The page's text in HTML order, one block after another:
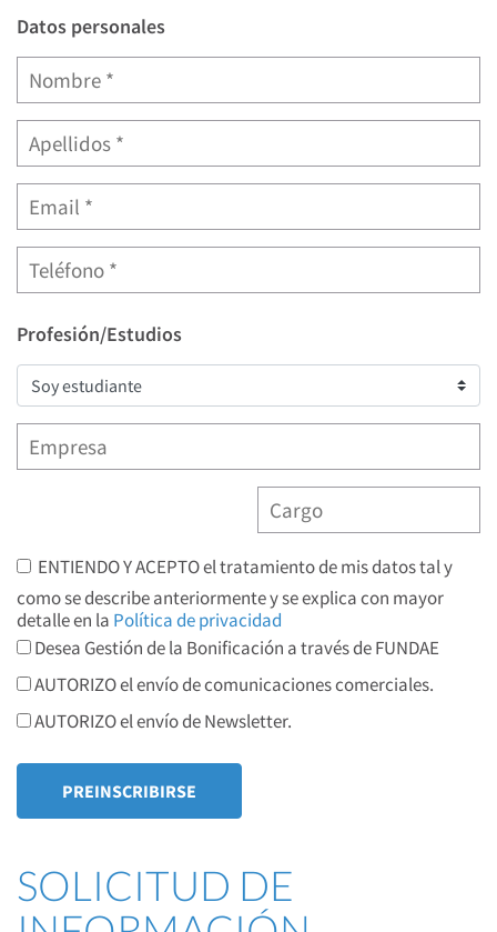
Datos personales
Profesión/Estudios
ENTIENDO Y ACEPTO el tratamiento de mis datos tal y
como se describe anteriormente y se explica con mayor
detalle en la Política de privacidad
Desea Gestión de la Bonificación a través de FUNDAE
AUTORIZO el envío de comunicaciones comerciales.
AUTORIZO el envío de Newsletter.
SOLICITUD DE